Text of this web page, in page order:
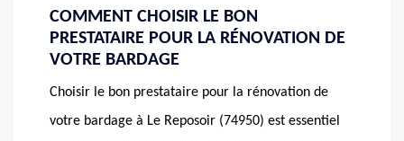
COMMENT CHOISIR LE BON
PRESTATAIRE POUR LA RÉNOVATION DE
VOTRE BARDAGE
Choisir le bon prestataire pour la rénovation de
votre bardage à Le Reposoir (74950) est essentiel